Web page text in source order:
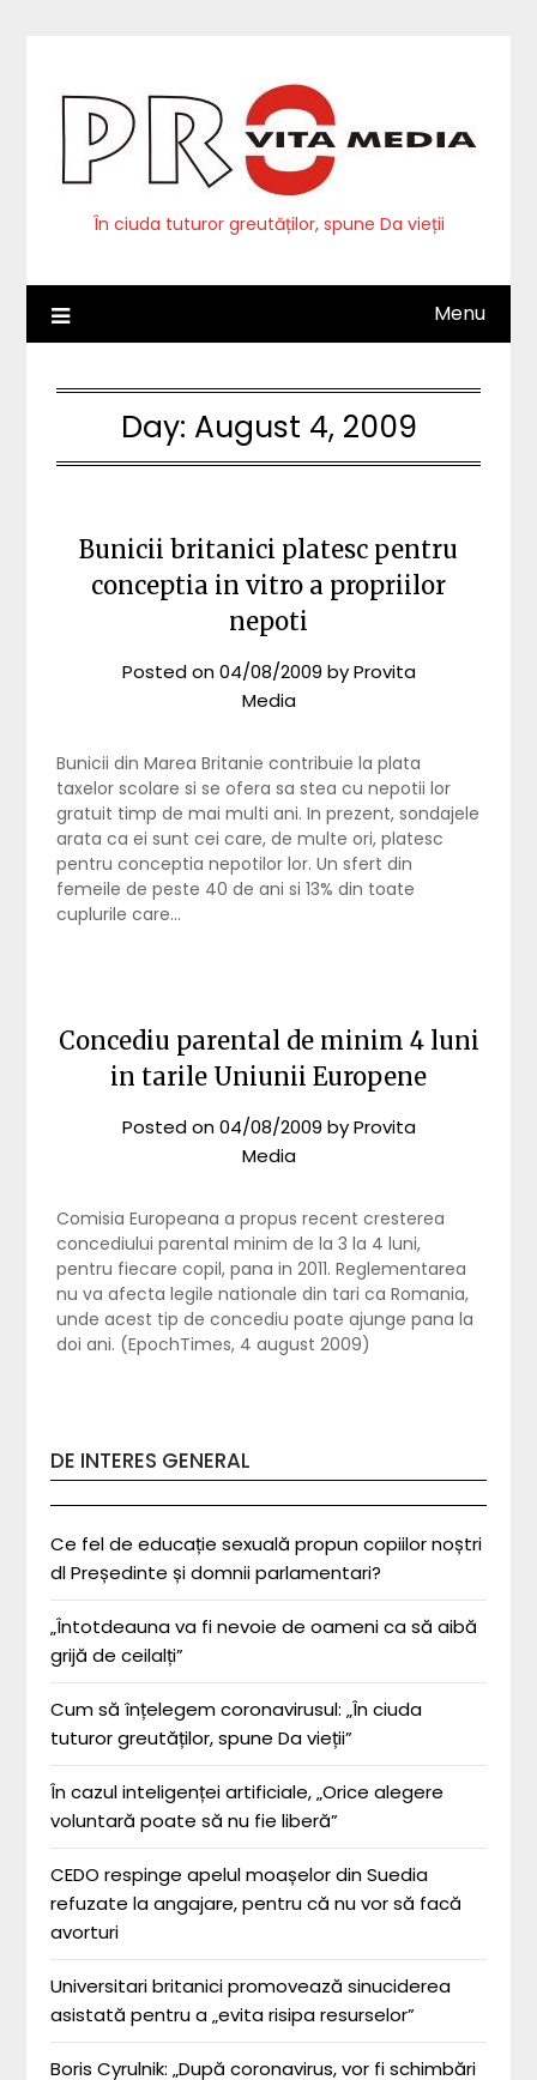
În ciuda tuturor greutăților, spune Da vieții
Menu
Day: August 4, 2009
Bunicii britanici platesc pentru
conceptia in vitro a propriilor
nepoti
Posted on04/08/2009 byProvita
Media
Bunicii din Marea Britanie contribuie la plata
taxelor scolare si se ofera sa stea cu nepotii lor
gratuit timp de mai multi ani. In prezent, sondajele
arata ca ei sunt cei care, de multe ori, platesc
pentru conceptia nepotilor lor. Un sfert din
femeile de peste 40 de ani si 13% din toate
cuplurile care…
Concediu parental de minim 4 luni
in tarile Uniunii Europene
Posted on04/08/2009 byProvita
Media
Comisia Europeana a propus recent cresterea
concediului parental minim de la 3 la 4 luni,
pentru fiecare copil, pana in 2011. Reglementarea
nu va afecta legile nationale din tari ca Romania,
unde acest tip de concediu poate ajunge pana la
doi ani. (EpochTimes, 4 august 2009)
DE INTERES GENERAL
Ce fel de educație sexuală propun copiilor noștri
dl Președinte și domnii parlamentari?
„Întotdeauna va fi nevoie de oameni ca să aibă
grijă de ceilalți”
Cum să înțelegem coronavirusul: „În ciuda
tuturor greutăților, spune Da vieții”
În cazul inteligenței artificiale, „Orice alegere
voluntară poate să nu fie liberă”
CEDO respinge apelul moașelor din Suedia
refuzate la angajare, pentru că nu vor să facă
avorturi
Universitari britanici promovează sinuciderea
asistată pentru a „evita risipa resurselor”
Boris Cyrulnik: „După coronavirus, vor fi schimbări